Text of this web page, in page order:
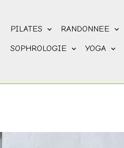
PILATES RANDONNEE
SOPHROLOGIE YOGA